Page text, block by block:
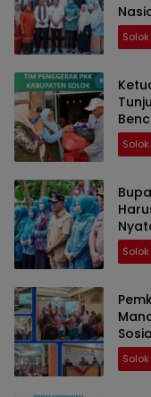
Solok
Solok
Solok
Solok